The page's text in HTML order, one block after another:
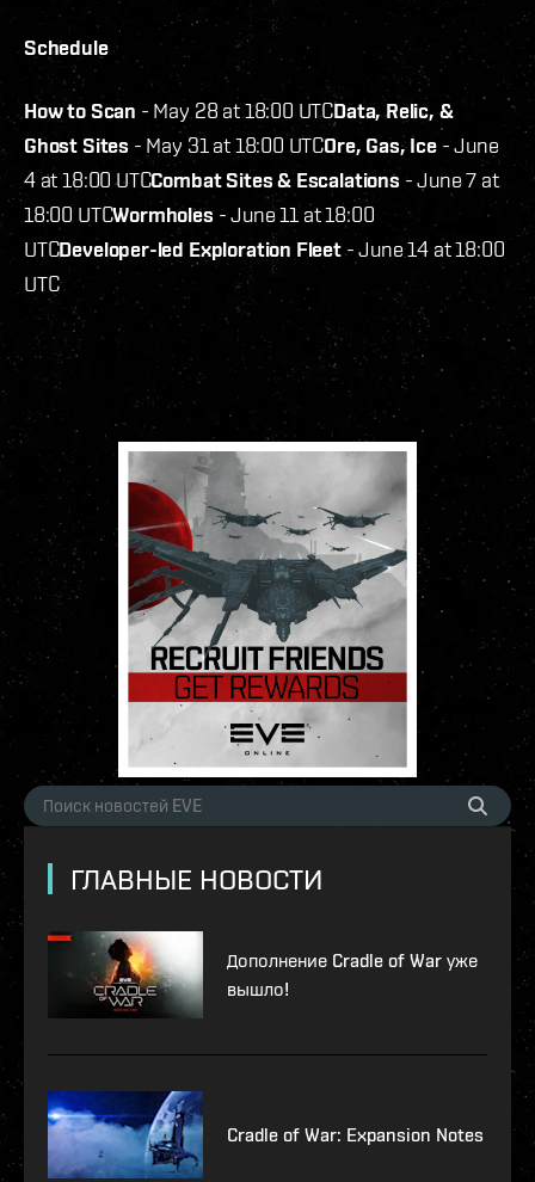
Schedule
How to Scan - May 28 at 18:00 UTCData, Relic, &
Ghost Sites - May 31 at 18:00 UTCOre, Gas, Ice- June
4 at 18:00 UTCCombat Sites & Escalations - June 7 at
18:00 UTCWormholes - June 11 at 18:00
UTCDeveloper-led Exploration Fleet- June 14 at 18:00
UTC
ГЛАВНЫЕ НОВОСТИ
Дополнение Cradle of War уже
вышло!
Cradle of War: Expansion Notes